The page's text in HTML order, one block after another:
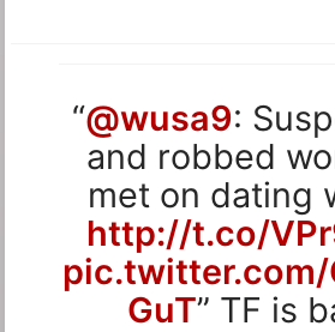
“@wusa9:
and robbed
met on dating
http://t.co/
pic.twitter.com/
GuT” TF is